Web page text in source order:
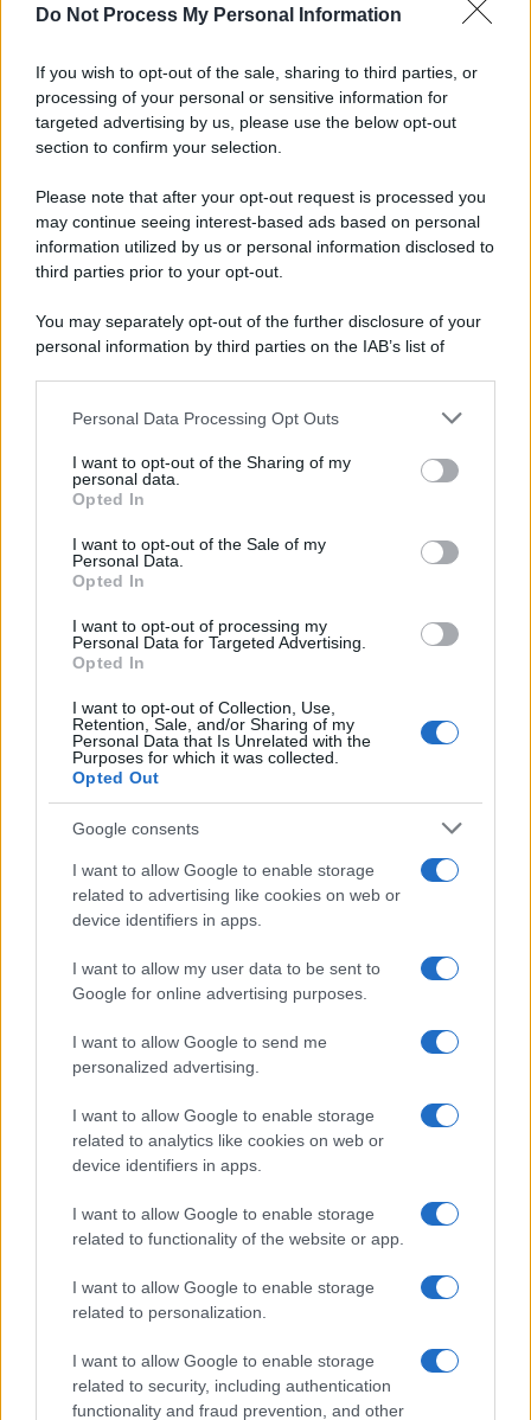
Do Not Process My Personal Information
If you wish to opt-out of the sale, sharing to third parties, or
processing of your personal or sensitive information for
targeted advertising by us, please use the below opt-out
section to confirm your selection.
Please note that after your opt-out request is processed you
may continue seeing interest-based ads based on personal
information utilized by us or personal information disclosed to
third parties prior to your opt-out.
You may separately opt-out of the further disclosure of your
personal information by third parties on the IAB’s list of
This information may also be disclosed by us to third parties
disclose it to other third parties.
Please note that this website/app uses one or more Google
services and may gather and store information including but
not limited to your visit or usage behaviour. You may click to
grant or deny consent to Google and its third-party tags to
consent section.
Personal Data Processing Opt Outs
I want to opt-out of the Sharing of my
personal data.
Opted In
I want to opt-out of the Sale of my
Personal Data.
Opted In
I want to opt-out of processing my
Personal Data for Targeted Advertising.
Opted In
I want to opt-out of Collection, Use,
Retention, Sale, and/or Sharing of my
Personal Data that Is Unrelated with the
Purposes for which it was collected.
Opted Out
Google consents
I want to allow Google to enable storage
related to advertising like cookies on web or
device identifiers in apps.
I want to allow my user data to be sent to
Google for online advertising purposes.
I want to allow Google to send me
personalized advertising.
I want to allow Google to enable storage
related to analytics like cookies on web or
device identifiers in apps.
I want to allow Google to enable storage
related to functionality of the website or app.
I want to allow Google to enable storage
related to personalization.
I want to allow Google to enable storage
related to security, including authentication
functionality and fraud prevention, and other